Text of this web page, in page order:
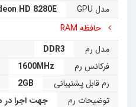
نوری داشته باشد. شما
عمودی و یا افقی توسط پایه روی
پایه‌­ای جداگانه، می‌­توانید
مدل GPU
HD 8280E
حافظه RAM
مدل رم
DDR3
فرکانس رم
1600MHz
رم قابل پشتیبانی
2GB
توضیحات رم
جهت اجرا در